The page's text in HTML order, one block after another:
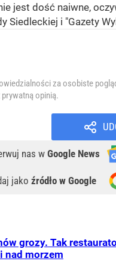
jest dość naiwne,
Siedleckiej i "Gazety
za osobiste
opinią.
nas w Google News
jako źródło w Google
grozy. Tak
nad morzem